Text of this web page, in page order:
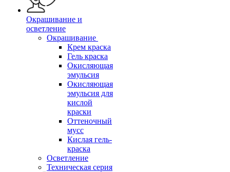
Окрашивание и
осветление
Окрашивание
Крем краска
Гель краска
Окисляющая
эмульсия
Окисляющая
эмульсия для
кислой
краски
Оттеночный
мусс
Кислая гель-
краска
Осветление
Техническая серия